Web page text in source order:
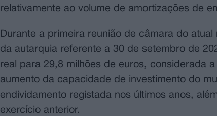
relativamente ao volume de amortizações de
Durante a primeira reunião de câmara do
da autarquia referente a 30 de setembro de
real para 29,8 milhões de euros, considerada
aumento da capacidade de investimento do
endividamento registada nos últimos anos,
exercício anterior.